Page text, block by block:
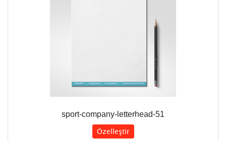
sport-company-letterhead-51
Özelleştir